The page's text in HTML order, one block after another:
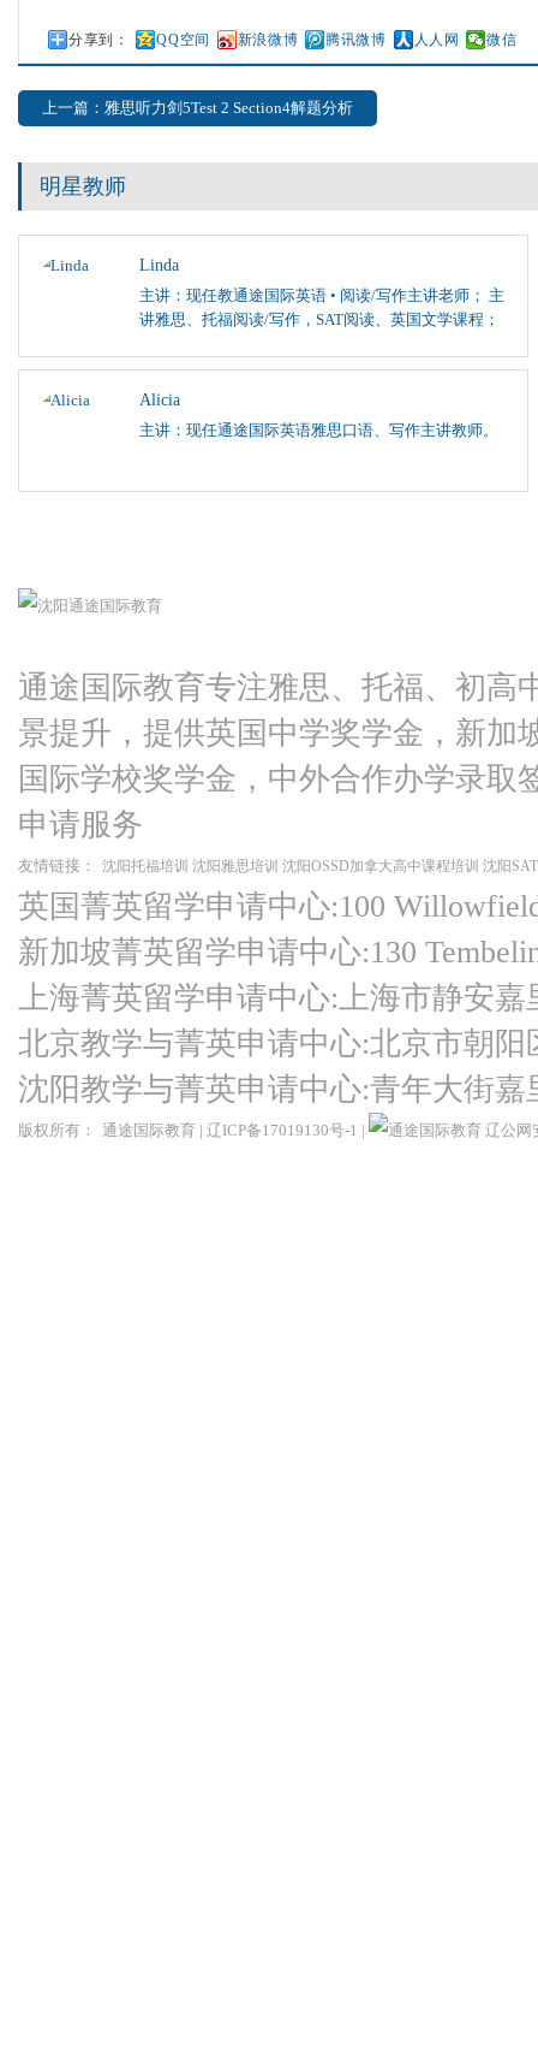
分享到： QQ空间 新浪微博 腾讯微博 人人网 微信
上一篇：雅思听力剑5Test 2 Section4解题分析
明星教师
Linda
主讲：现任教通途国际英语 • 阅读/写作主讲老师； 主
讲雅思、托福阅读/写作，SAT阅读、英国文学课程；
Alicia
主讲：现任通途国际英语雅思口语、写作主讲教师。
通途国际教育专注雅思、托福、初高
景提升，提供英国中学奖学金，新加
国际学校奖学金，中外合作办学录取
申请服务
友情链接： 沈阳托福培训 沈阳雅思培训 沈阳OSSD加拿大高中课程培训 沈阳
英国菁英留学申请中心:100
新加坡菁英留学申请中心:130
上海菁英留学申请中心:上海市静安嘉
北京教学与菁英申请中心:北京市朝
沈阳教学与菁英申请中心:青年大街
版权所有： 通途国际教育 | 辽ICP备17019130号-1 | 辽公网